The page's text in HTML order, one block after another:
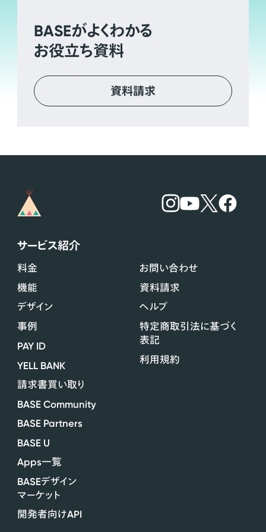
BASEがよくわかる
お役立ち資料
資料請求
サービス紹介
料金
機能
デザイン
事例
PAY ID
YELL BANK
請求書買い取り
BASE Community
BASE Partners
BASE U
Apps一覧
BASEデザイン
マーケット
開発者向けAPI
お問い合わせ
資料請求
ヘルプ
特定商取引法に基づく
表記
利用規約